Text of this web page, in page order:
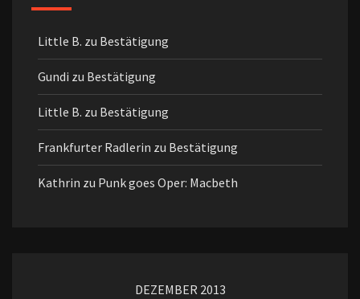
Little B. zu Bestätigung
Gundi zu Bestätigung
Little B. zu Bestätigung
Frankfurter Radlerin zu Bestätigung
Kathrin zu Punk goes Oper: Macbeth
DEZEMBER 2013